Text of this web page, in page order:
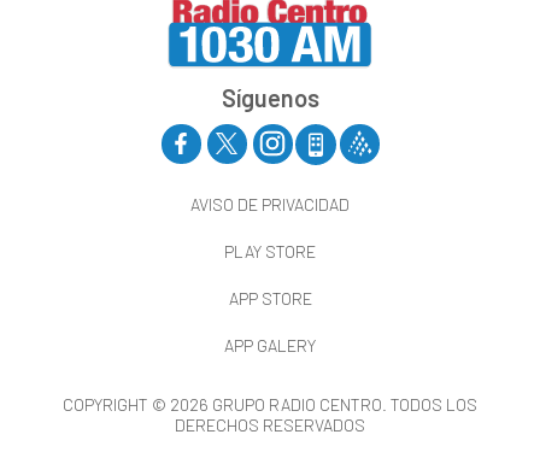
Síguenos
AVISO DE PRIVACIDAD
PLAY STORE
APP STORE
APP GALERY
COPYRIGHT © 2026 GRUPO RADIO CENTRO. TODOS LOS
DERECHOS RESERVADOS